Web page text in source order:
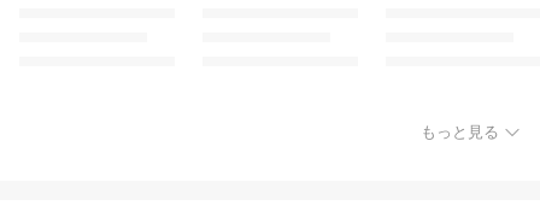
もっと見る